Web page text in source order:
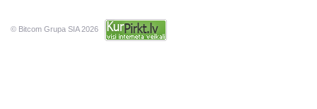
© Bitcom Grupa SIA 2026